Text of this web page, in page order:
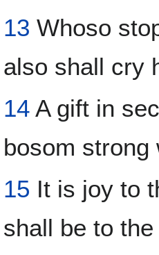
13 Whoso
also shall cry
14 A gift in
bosom strong
15 It is joy to
shall be to